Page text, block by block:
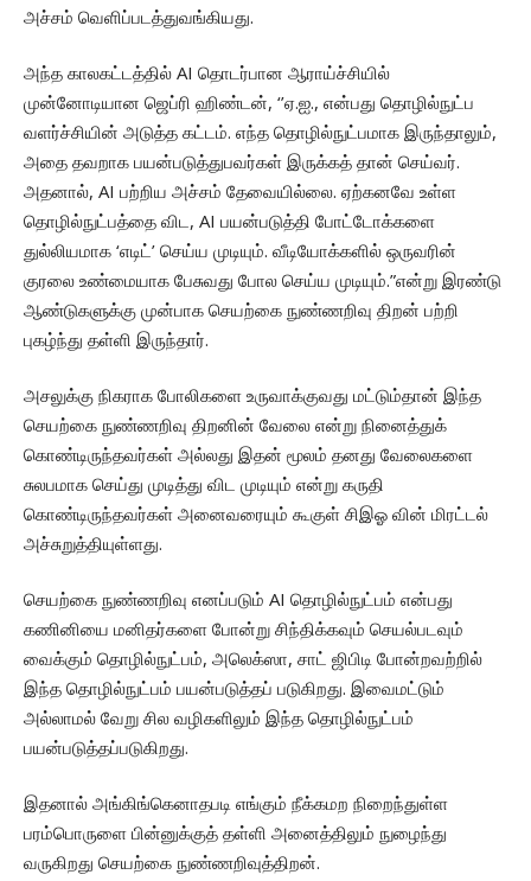
அச்சம் வெளிப்படத்துவங்கியது.
அந்த காலகட்டத்தில் AI தொடர்பான ஆராய்ச்சியில்
முன்னோடியான ஜெப்ரி ஹிண்டன், ‘’ஏ.ஐ., என்பது தொழில்நுட்ப
வளர்ச்சியின் அடுத்த கட்டம். எந்த தொழில்நுட்பமாக இருந்தாலும்,
அதை தவறாக பயன்படுத்துபவர்கள் இருக்கத் தான் செய்வர்.
அதனால், AI பற்றிய அச்சம் தேவையில்லை. ஏற்கனவே உள்ள
தொழில்நுட்பத்தை விட, AI பயன்படுத்தி போட்டோக்களை
துல்லியமாக ‘எடிட்’ செய்ய முடியும். வீடியோக்களில் ஒருவரின்
குரலை உண்மையாக பேசுவது போல செய்ய முடியும்.”என்று இரண்டு
ஆண்டுகளுக்கு முன்பாக செயற்கை நுண்ணறிவு திறன் பற்றி
புகழ்ந்து தள்ளி இருந்தார்.
அசலுக்கு நிகராக போலிகளை உருவாக்குவது மட்டும்தான் இந்த
செயற்கை நுண்ணறிவு திறனின் வேலை என்று நினைத்துக்
கொண்டிருந்தவர்கள் அல்லது இதன் மூலம் தனது வேலைகளை
சுலபமாக செய்து முடித்து விட முடியும் என்று கருதி
கொண்டிருந்தவர்கள் அனைவரையும் கூகுள் சிஇஓ வின் மிரட்டல்
அச்சுறுத்தியுள்ளது.
செயற்கை நுண்ணறிவு எனப்படும் AI தொழில்நுட்பம் என்பது
கணினியை மனிதர்களை போன்று சிந்திக்கவும் செயல்படவும்
வைக்கும் தொழில்நுட்பம், அலெக்ஸா, சாட் ஜிபிடி போன்றவற்றில்
இந்த தொழில்நுட்பம் பயன்படுத்தப் படுகிறது. இவைமட்டும்
அல்லாமல் வேறு சில வழிகளிலும் இந்த தொழில்நுட்பம்
பயன்படுத்தப்படுகிறது.
இதனால் அங்கிங்கெனாதபடி எங்கும் நீக்கமற நிறைந்துள்ள
பரம்பொருளை பின்னுக்குத் தள்ளி அனைத்திலும் நுழைந்து
வருகிறது செயற்கை நுண்ணறிவுத்திறன்.